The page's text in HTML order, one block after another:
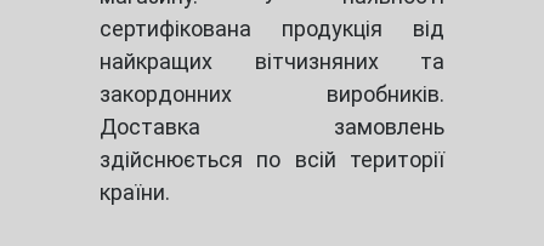
сертифікована продукція від
найкращих вітчизняних та
закордонних виробників.
Доставка замовлень
здійснюється по всій території
країни.